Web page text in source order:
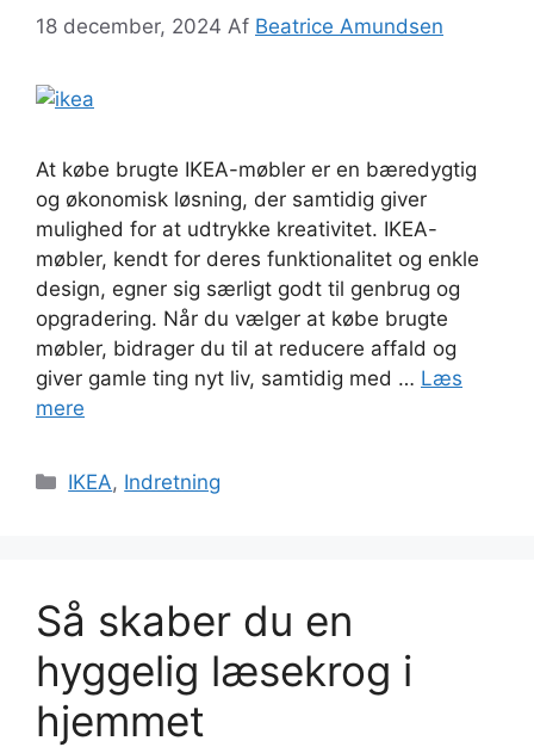
18 december, 2024 Af Beatrice Amundsen
At købe brugte IKEA-møbler er en bæredygtig
og økonomisk løsning, der samtidig giver
mulighed for at udtrykke kreativitet. IKEA-
møbler, kendt for deres funktionalitet og enkle
design, egner sig særligt godt til genbrug og
opgradering. Når du vælger at købe brugte
møbler, bidrager du til at reducere affald og
giver gamle ting nyt liv, samtidig med … Læs
mere
Kategorier
IKEA, Indretning
Så skaber du en
hyggelig læsekrog i
hjemmet